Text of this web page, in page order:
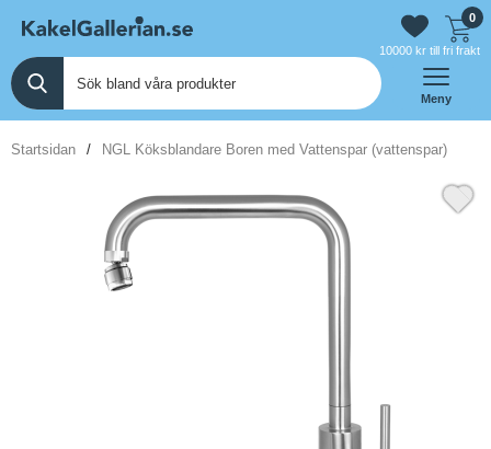
0
10000 kr till fri frakt
Meny
Startsidan NGL Köksblandare Boren med Vattenspar (vattenspar)